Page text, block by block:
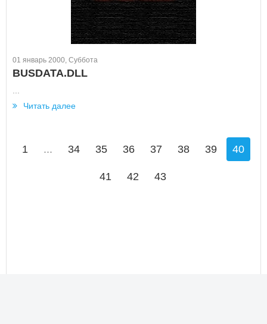
01 январь 2000, Суббота
BUSDATA.DLL
Читать далее
1 ... 34 35 36 37 38 39 40
41 42 43